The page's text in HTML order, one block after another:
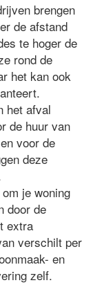
brengen
de afstand
te hoger de
rond de
het kan ook
het afval
de huur van
voor de
deze
je woning
door de
extra
verschilt per
en
zelf.